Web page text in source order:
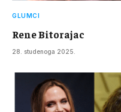
GLUMCI
Rene Bitorajac
28. studenoga 2025.